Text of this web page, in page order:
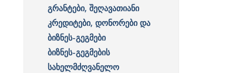
გრანტები, შეღავათიანი
კრედიტები, დონორები და
ბიზნეს-გეგმები
ბიზნეს-გეგმების
სახელმძღვანელო